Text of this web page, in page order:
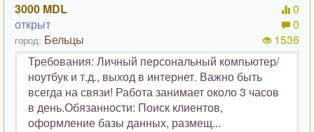
3000 MDL
открыт
город: Бельцы
0
0
1536
Требования: Личный персональный компьютер/
ноутбук и т.д., выход в интернет. Важно быть
всегда на связи! Работа занимает около 3 часов
в день.Обязанности: Поиск клиентов,
оформление базы данных, размещ...